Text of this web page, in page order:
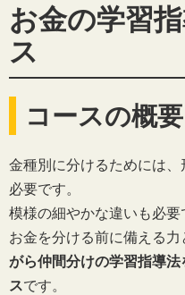
お金の学習
ス
コースの概要
金種別に分けるためには
必要です。
模様の細やかな違いも必要
お金を分ける前に備える力
がら仲間分けの学習指導
スです。